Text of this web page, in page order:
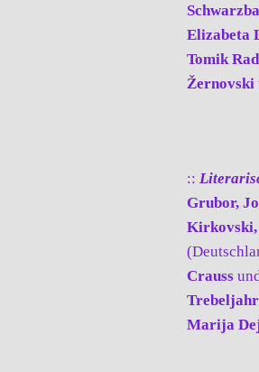
Elizabeta
Tomik
Žernovski
::
Grubor,
Kirkovski,
Crauss
Trebeljahr
Marija